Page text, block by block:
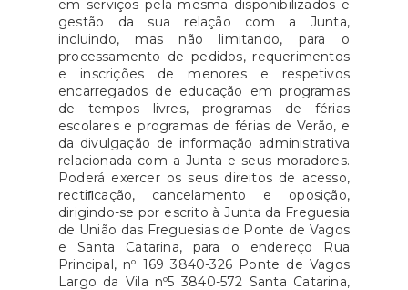
em serviços pela mesma disponibilizados e
gestão da sua relação com a Junta,
incluindo, mas não limitando, para o
processamento de pedidos, requerimentos
e inscrições de menores e respetivos
encarregados de educação em programas
de tempos livres, programas de férias
escolares e programas de férias de Verão, e
da divulgação de informação administrativa
relacionada com a Junta e seus moradores.
Poderá exercer os seus direitos de acesso,
rectiﬁcação, cancelamento e oposição,
dirigindo-se por escrito à Junta da Freguesia
de União das Freguesias de Ponte de Vagos
e Santa Catarina, para o endereço Rua
Principal, nº 169 3840-326 Ponte de Vagos
Largo da Vila nº5 3840-572 Santa Catarina,